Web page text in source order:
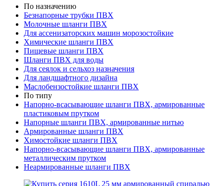
По назначению
Безнапорные трубки ПВХ
Молочные шланги ПВХ
Для ассенизаторских машин морозостойкие
Химические шланги ПВХ
Пищевые шланги ПВХ
Шланги ПВХ для воды
Для сеялок и сельхоз назначения
Для ландшафтного дизайна
Маслобензостойкие шланги ПВХ
По типу
Напорно-всасывающие шланги ПВХ, армированные
пластиковым прутком
Напорные шланги ПВХ, армированные нитью
Армированные шланги ПВХ
Химостойкие шланги ПВХ
Напорно-всасывающие шланги ПВХ, армированные
металлическим прутком
Неармированные шланги ПВХ